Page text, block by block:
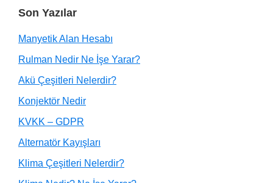
Son Yazılar
Manyetik Alan Hesabı
Rulman Nedir Ne İşe Yarar?
Akü Çeşitleri Nelerdir?
Konjektör Nedir
KVKK – GDPR
Alternatör Kayışları
Klima Çeşitleri Nelerdir?